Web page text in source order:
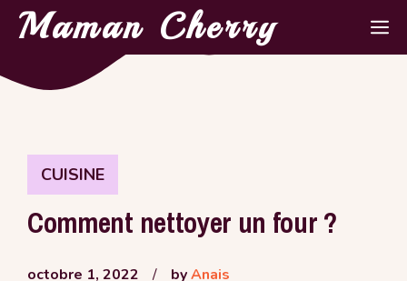
AllerMaman Cherry
CUISINE
Comment nettoyer un four ?
octobre 1, 2022 / byAnais